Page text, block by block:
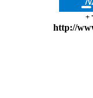
+
http://